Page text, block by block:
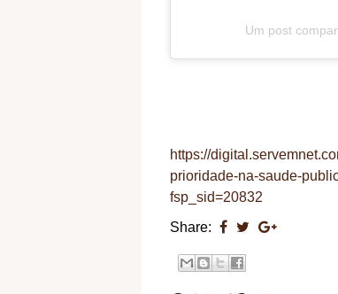
Um post
https://
prioridade-na-saude-
fsp_sid=20832
Share: